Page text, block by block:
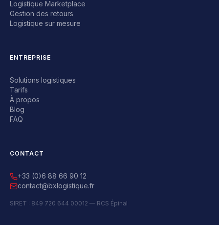
Logistique Marketplace
Gestion des retours
Logistique sur mesure
ENTREPRISE
Solutions logistiques
Tarifs
À propos
Blog
FAQ
CONTACT
+33 (0)6 88 66 90 12
contact@bxlogistique.fr
SIRET : 849 720 644 00012 — RCS Épinal